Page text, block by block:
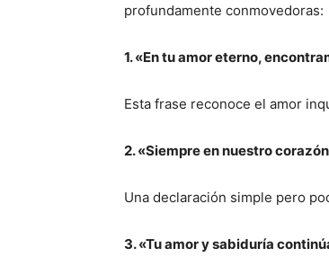
profundamente conmovedoras:
1. «En tu amor eterno,
Esta frase reconoce el amor
2. «Siempre en nuestro
Una declaración simple pero
3. «Tu amor y sabiduría